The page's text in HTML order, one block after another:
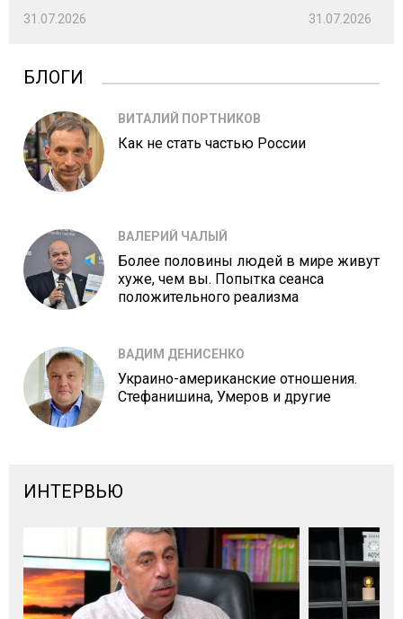
31.07.2026 31.07.2026
БЛОГИ
ВИТАЛИЙ ПОРТНИКОВ
Как не стать частью России
ВАЛЕРИЙ ЧАЛЫЙ
Более половины людей в мире живут
хуже, чем вы. Попытка сеанса
положительного реализма
ВАДИМ ДЕНИСЕНКО
Украино-американские отношения.
Стефанишина, Умеров и другие
ИНТЕРВЬЮ